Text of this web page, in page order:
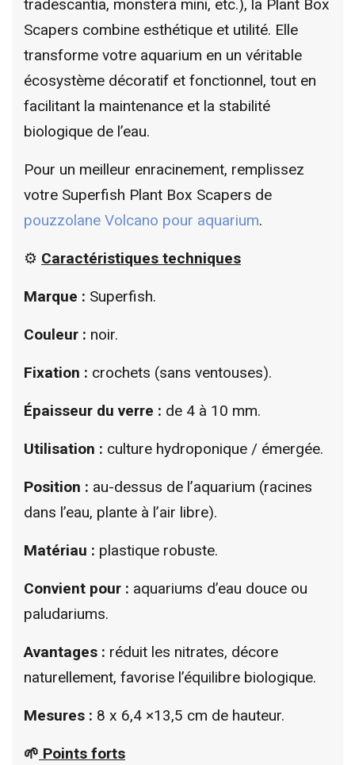
tradescantia, monstera mini, etc.), la Plant Box
Scapers combine esthétique et utilité. Elle
transforme votre aquarium en un véritable
écosystème décoratif et fonctionnel, tout en
facilitant la maintenance et la stabilité
biologique de l’eau.
Pour un meilleur enracinement, remplissez
votre Superfish Plant Box Scapers de
pouzzolane Volcano pour aquarium.
⚙️ Caractéristiques techniques
Marque : Superfish.
Couleur : noir.
Fixation : crochets (sans ventouses).
Épaisseur du verre : de 4 à 10 mm.
Utilisation : culture hydroponique / émergée.
Position : au-dessus de l’aquarium (racines
dans l’eau, plante à l’air libre).
Matériau : plastique robuste.
Convient pour : aquariums d’eau douce ou
paludariums.
Avantages : réduit les nitrates, décore
naturellement, favorise l’équilibre biologique.
Mesures : 8 x 6,4 ×13,5 cm de hauteur.
🌱 Points forts